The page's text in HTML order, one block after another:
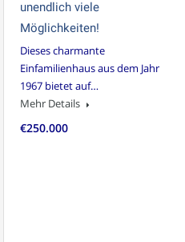
unendlich viele
Möglichkeiten!
Dieses charmante
Einfamilienhaus aus dem Jahr
1967 bietet auf…
Mehr Details
€250.000